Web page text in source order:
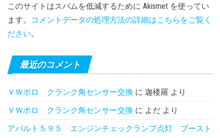
このサイトはスパムを低減するために Akismet を使ってい
ます。
コメントデータの処理方法の詳細はこちらをご覧く
ださい。
最近のコメント
ＶＷポロ クランク角センサー交換 に 迦楼羅 より
ＶＷポロ クランク角センサー交換 に よだ より
アバルト５９５ エンジンチェックランプ点灯 ブースト